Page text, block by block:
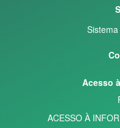
Acesso
ACESSO À